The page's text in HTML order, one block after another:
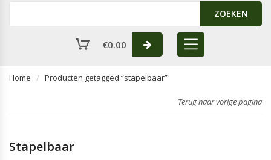
ZOEKEN
€0.00
Home Producten getagged “stapelbaar”
Terug naar vorige pagina
Stapelbaar